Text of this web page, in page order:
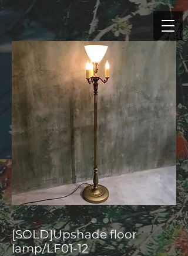
[SOLD]Upshade floor
lamp/LF01-12